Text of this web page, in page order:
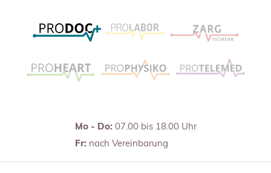
Mo - Do:07.00 bis 18.00 Uhr
Fr:nach Vereinbarung